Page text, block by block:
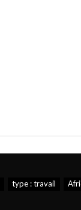
type : travail